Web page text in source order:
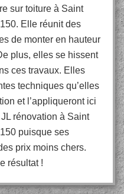
sur toiture à Saint
Elle réunit des
de monter en hauteur
plus, elles se hissent
ces travaux. Elles
techniques qu’elles
et l’appliqueront ici
rénovation à Saint
puisque ses
prix moins chers.
résultat !